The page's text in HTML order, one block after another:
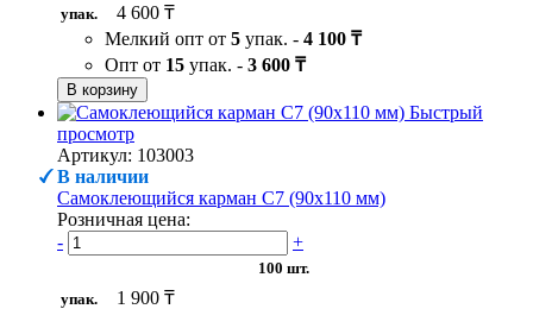
упак.
4 600 ₸
Мелкий опт от 5 упак. - 4 100 ₸
Опт от 15 упак. - 3 600 ₸
В корзину
Быстрый
просмотр
Артикул: 103003
В наличии
Самоклеющийся карман C7 (90х110 мм)
Розничная цена:
-
+
100 шт.
упак.
1 900 ₸